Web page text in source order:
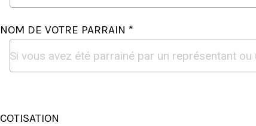
NOM DE VOTRE PARRAIN *
COTISATION